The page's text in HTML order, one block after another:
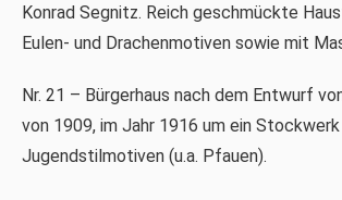
Konrad Segnitz. Reich geschmückte
Eulen- und Drachenmotiven sowie mit
Nr. 21 – Bürgerhaus nach dem Entwurf
von 1909, im Jahr 1916 um ein
Jugendstilmotiven (u.a. Pfauen).